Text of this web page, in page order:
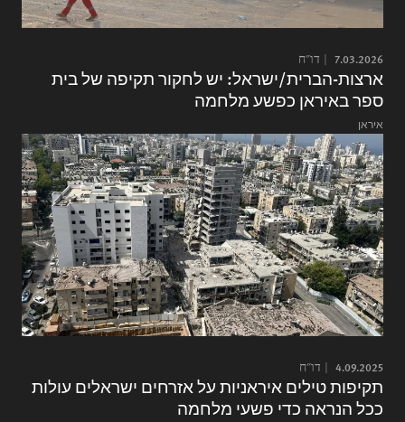
7.03.2026 דו"ח
ארצות-הברית/ישראל: יש לחקור תקיפה של בית
ספר באיראן כפשע מלחמה
איראן
4.09.2025 דו"ח
תקיפות טילים איראניות על אזרחים ישראלים עולות
ככל הנראה כדי פשעי מלחמה